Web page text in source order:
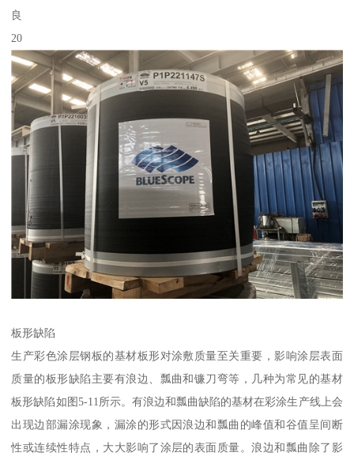
良
20
板形缺陷
生产彩色涂层钢板的基材板形对涂敷质量至关重要，影响涂层表面
质量的板形缺陷主要有浪边、瓢曲和镰刀弯等，几种为常见的基材
板形缺陷如图5-11所示。有浪边和瓢曲缺陷的基材在彩涂生产线上会
出现边部漏涂现象，漏涂的形式因浪边和瓢曲的峰值和谷值呈间断
性或连续性特点，大大影响了涂层的表面质量。浪边和瓢曲除了影